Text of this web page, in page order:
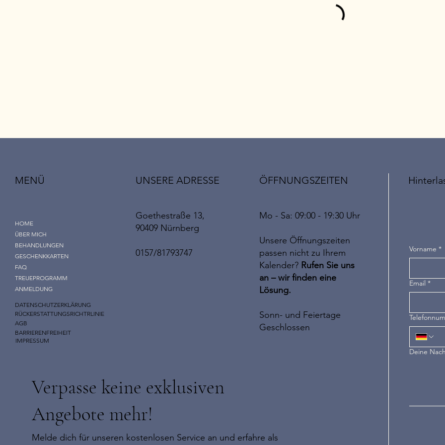
MENÜ
HOME
ÜBER MICH
BEHANDLUNGEN
GESCHENKKARTEN
FAQ
TREUEPROGRAMM
ANMELDUNG
DATENSCHUTZERKLÄRUNG
RÜCKERSTATTUNGSRICHTRLINIE
AGB
BARRIERENFREIHEIT
IMPRESSUM
UNSERE ADRESSE
Goethestraße 13,
90409 Nürnberg
0157/81793747
ÖFFNUNGSZEITEN
Mo - Sa: 09:00 - 19:30 Uhr
Unsere Öffnungszeiten
passen nicht zu Ihrem
Kalender? Rufen Sie uns
an – wir finden eine
Lösung.
Sonn- und Feiertage
Geschlossen
Vorname *
Email *
Deine
Verpasse keine exklusiven
Angebote mehr!
Melde dich für unseren kostenlosen Service an und erfahre als